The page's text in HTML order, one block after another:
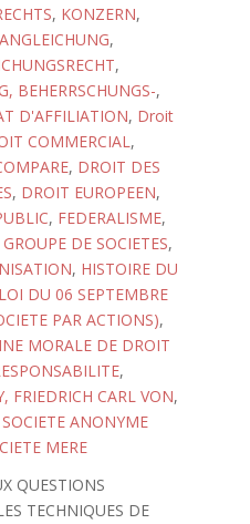
, KONZERN,
,
,
BEHERRSCHUNGS-,
D'AFFILIATION, Droit
COMMERCIAL,
, DROIT DES
, DROIT EUROPEEN,
, FEDERALISME,
GROUPE DE SOCIETES,
, HISTOIRE DU
LOI DU 06 SEPTEMBRE
PAR ACTIONS),
MORALE DE DROIT
,
FRIEDRICH CARL VON,
SOCIETE ANONYME
MERE
QUESTIONS
TECHNIQUES DE